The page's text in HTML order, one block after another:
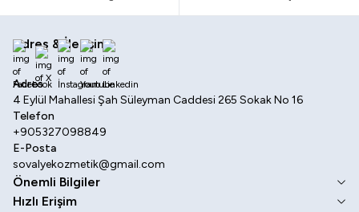
Adres & İletişim
Adres
4 Eylül Mahallesi Şah Süleyman Caddesi 265 Sokak No 16
Telefon
+905327098849
E-Posta
sovalyekozmetik@gmail.com
Facebook
X İnstagram
Youtube
Önemli Bilgiler
Hızlı Erişim